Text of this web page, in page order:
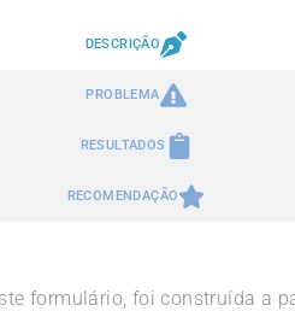
DESCRIÇÃO
PROBLEMA
RESULTADOS
RECOMENDAÇÃO
formulário, foi construída a